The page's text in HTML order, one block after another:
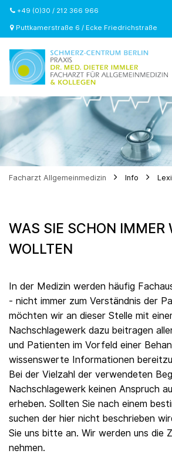
+49 (0)30 / 212 366 966
Puttkamerstraße 6 / Ecke Friedrichstraße
Facharzt Allgemeinmedizin Info
WAS SIE SCHON IMMER
WOLLTEN
In der Medizin werden häufig
- nicht immer zum Verständnis der
möchten wir an dieser Stelle mit
Nachschlagewerk dazu beitragen
und Patienten im Vorfeld einer
wissenswerte Informationen
Bei der Vielzahl der verwendeten
Nachschlagewerk keinen Anspruch
erheben. Sollten Sie nach einem
suchen der hier nicht beschrieben
Sie uns bitte an. Wir werden uns die
nehmen.